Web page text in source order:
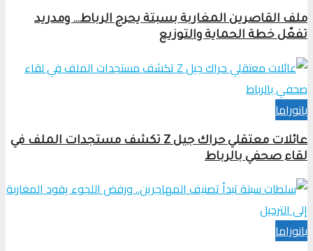
ملف القاصرين المغاربة بسبتة يحرج الرباط… ومدريد
تفعّل خطة الحماية والتوزيع
بانوراما
عائلات معتقلي حراك جيل Z تكشف مستجدات الملف في
لقاء صحفي بالرباط
بانوراما